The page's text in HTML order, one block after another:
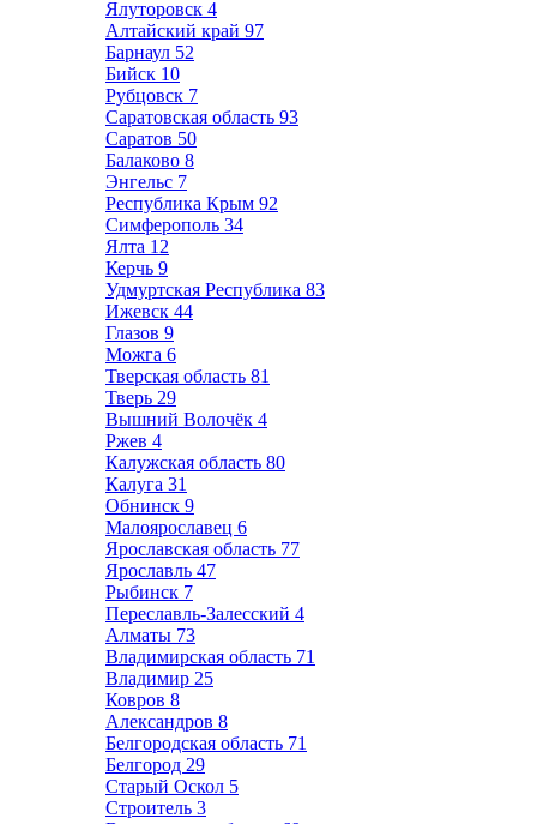
Ялуторовск 4
Алтайский край 97
Барнаул 52
Бийск 10
Рубцовск 7
Саратовская область 93
Саратов 50
Балаково 8
Энгельс 7
Республика Крым 92
Симферополь 34
Ялта 12
Керчь 9
Удмуртская Республика 83
Ижевск 44
Глазов 9
Можга 6
Тверская область 81
Тверь 29
Вышний Волочёк 4
Ржев 4
Калужская область 80
Калуга 31
Обнинск 9
Малоярославец 6
Ярославская область 77
Ярославль 47
Рыбинск 7
Переславль-Залесский 4
Алматы 73
Владимирская область 71
Владимир 25
Ковров 8
Александров 8
Белгородская область 71
Белгород 29
Старый Оскол 5
Строитель 3